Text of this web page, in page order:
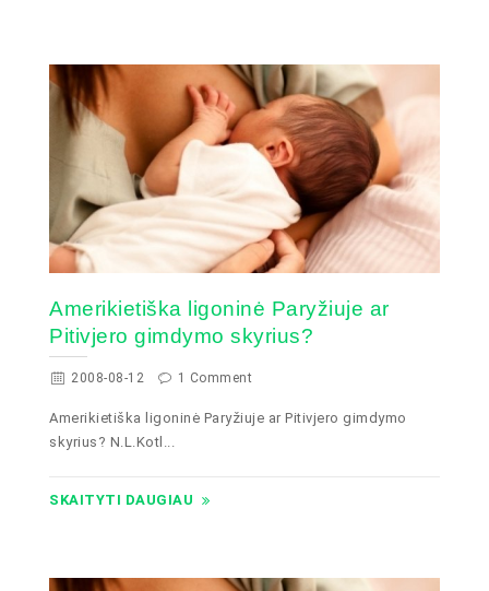
Amerikietiška ligoninė Paryžiuje ar
Pitivjero gimdymo skyrius?
2008-08-12 1 Comment
Amerikietiška ligoninė Paryžiuje ar Pitivjero gimdymo
skyrius? N.L.Kotl...
SKAITYTI DAUGIAU